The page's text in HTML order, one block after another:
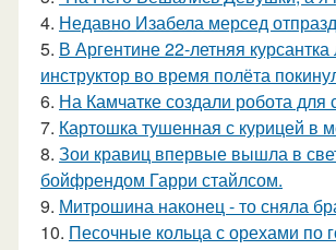
4. Недавно Изабела мерсед
5. В Аргентине 22-летняя
инструктор во время полёта
6. На Камчатке создали робота для
7. Картошка тушенная с курицей в
8. Зои кравиц впервые вышла в
бойфрендом Гарри стайлсом.
9. Митрошина наконец - то сняла
10. Песочные кольца с орехами по